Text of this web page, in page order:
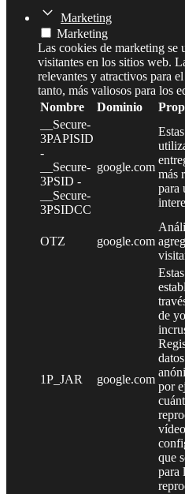
Marketing
Marketing
Las cookies de marketing se
visitantes en los sitios web.
relevantes y atractivos para
tanto, más valiosos para los
Nombre
Dominio
__Secure-
3PAPISID
-
__Secure-
3PSID -
__Secure-
3PSIDCC
google.com
más
para
OTZ google.com
1P_JAR google.com
de
por
que
para